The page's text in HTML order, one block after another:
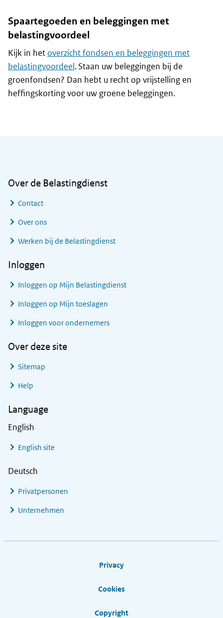
Spaartegoeden en beleggingen met
belastingvoordeel
Kijk in het overzicht fondsen en beleggingen met
belastingvoordeel. Staan uw beleggingen bij de
groenfondsen? Dan hebt u recht op vrijstelling en
heffingskorting voor uw groene beleggingen.
Over de Belastingdienst
Contact
Over ons
Werken bij de Belastingdienst
Inloggen
Inloggen op Mijn Belastingdienst
Inloggen op Mijn toeslagen
Inloggen voor ondernemers
Over deze site
Sitemap
Help
Language
English
English site
Deutsch
Privatpersonen
Unternehmen
Privacy
Cookies
Copyright